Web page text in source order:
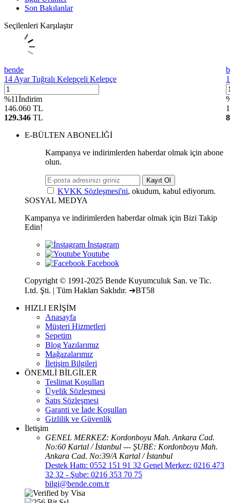
Son Bakılanlar
Seçilenleri Karşılaştır
bende
14 Ayar Tuğralı Kelepçeli Kelepçe
%11İndirim
146.060 TL
129.346 TL
E-BÜLTEN ABONELİĞİ
Kampanya ve indirimlerden haberdar olmak için abone
olun.
Kayıt Ol
KVKK Sözleşmesi'ni, okudum, kabul ediyorum.
SOSYAL MEDYA
Kampanya ve indirimlerden haberdar olmak için Bizi Takip
Edin!
Copyright © 1991-2025 Bende Kuyumculuk San. ve Tic.
Ltd. Şti. | Tüm Hakları Saklıdır. ➔BT58
HIZLI ERİŞİM
Anasayfa
Müşteri Hizmetleri
Sepetim
Blog Yazılarımız
Mağazalarımız
İletişim Bilgileri
ÖNEMLİ BİLGİLER
Teslimat Koşulları
Üyelik Sözleşmesi
Satış Sözleşmesi
Garanti ve İade Koşulları
Gizlilik ve Güvenlik
İletişim
GENEL MERKEZ: Kordonboyu Mah. Ankara Cad.
No:60 Kartal / İstanbul --- ŞUBE: Kordonboyu Mah.
Ankara Cad. No:39/A Kartal / İstanbul
Destek Hattı: 0552 151 91 32 Genel Merkez: 0216 473
32 32 - Şube: 0216 353 70 75
bilgi@bende.com.tr